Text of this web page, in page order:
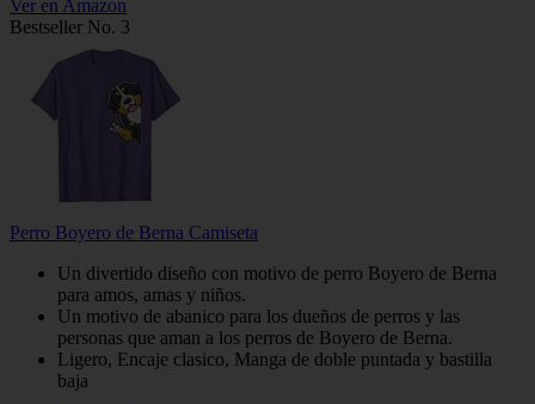
Ver en Amazon
Bestseller No. 3
Perro Boyero de Berna Camiseta
Un divertido diseño con motivo de perro Boyero de Berna
para amos, amas y niños.
Un motivo de abanico para los dueños de perros y las
personas que aman a los perros de Boyero de Berna.
Ligero, Encaje clasico, Manga de doble puntada y bastilla
baja